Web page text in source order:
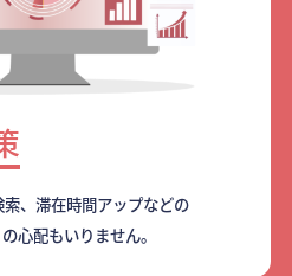
、滞在時間アップなどの
心配もいりません。